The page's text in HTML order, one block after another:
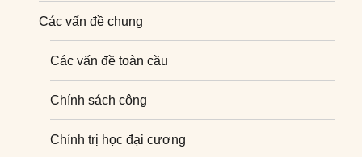
Nghiên cứu quốc tế
Các vấn đề chung
Các vấn đề toàn cầu
Chính sách công
Chính trị học đại cương